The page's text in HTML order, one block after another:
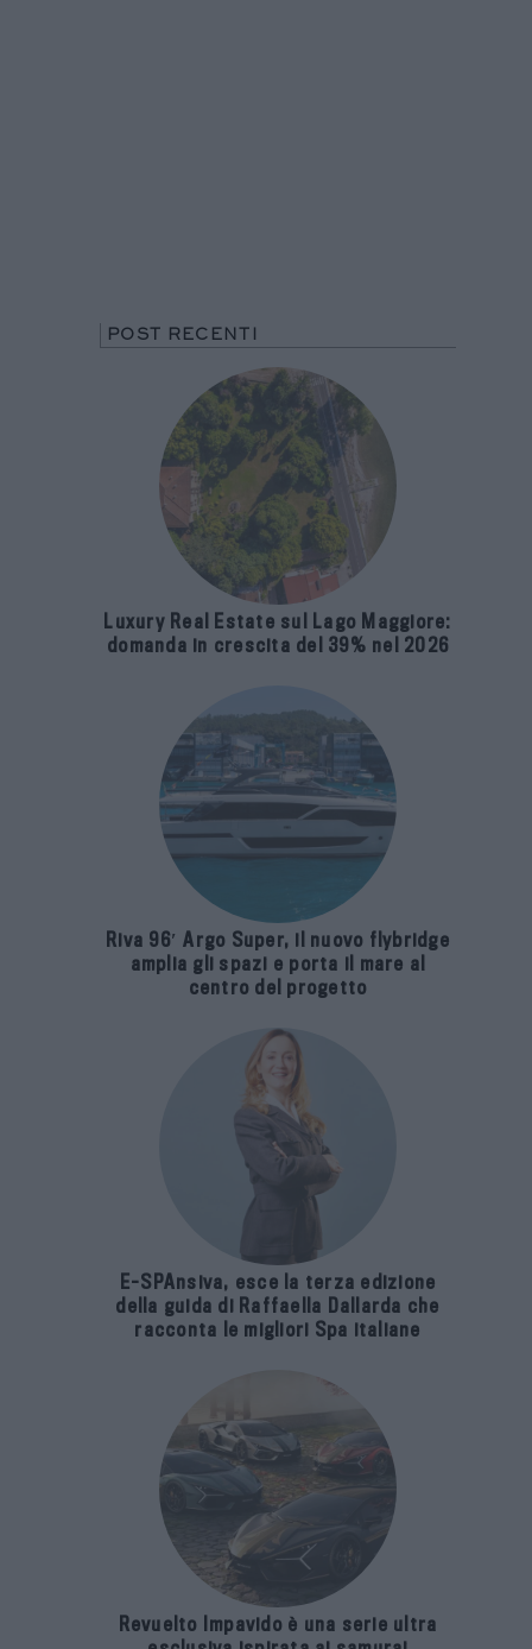
POST RECENTI
Luxury Real Estate sul Lago Maggiore:
domanda in crescita del 39% nel 2026
Riva 96′ Argo Super, il nuovo flybridge
amplia gli spazi e porta il mare al
centro del progetto
E-SPAnsiva, esce la terza edizione
della guida di Raffaella Dallarda che
racconta le migliori Spa italiane
Revuelto Impavido è una serie ultra